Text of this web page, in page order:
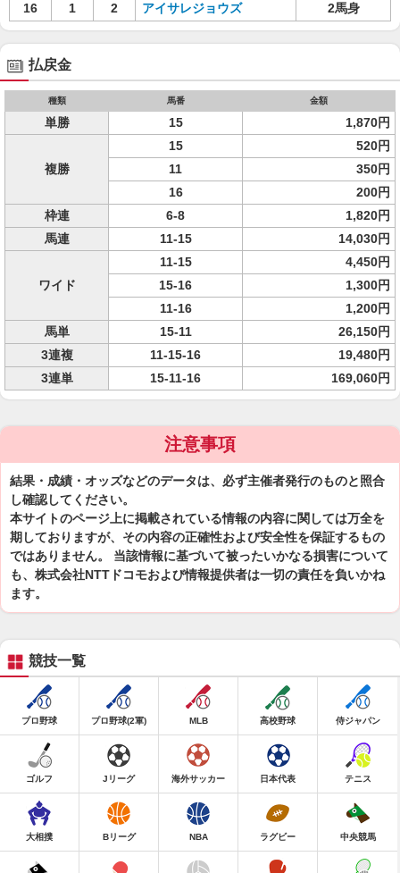
16
1 2 アイサレジョウズ 2馬身
払戻金
種類 馬番 金額
単勝 15 1,870円
複勝
15
520円
11
350円
16
200円
枠連
6-8
1,820円
馬連
11-15 14,030円
ワイド
11-15
4,450円
15-16
1,300円
11-16
1,200円
馬単
15-11
26,150円
3連複
11-15-16
19,480円
3連単
15-11-16 169,060円
注意事項
結果・成績・オッズなどのデータは、必ず主催者発行のものと照合
し確認してください。
本サイトのページ上に掲載されている情報の内容に関しては万全を
期しておりますが、その内容の正確性および安全性を保証するもの
ではありません。 当該情報に基づいて被ったいかなる損害について
も、株式会社NTTドコモおよび情報提供者は一切の責任を負いかね
ます。
競技一覧
プロ野球 プロ野球(2軍) MLB 高校野球 侍ジャパン
ゴルフ Jリーグ 海外サッカー 日本代表 テニス
大相撲 Bリーグ NBA ラグビー 中央競馬